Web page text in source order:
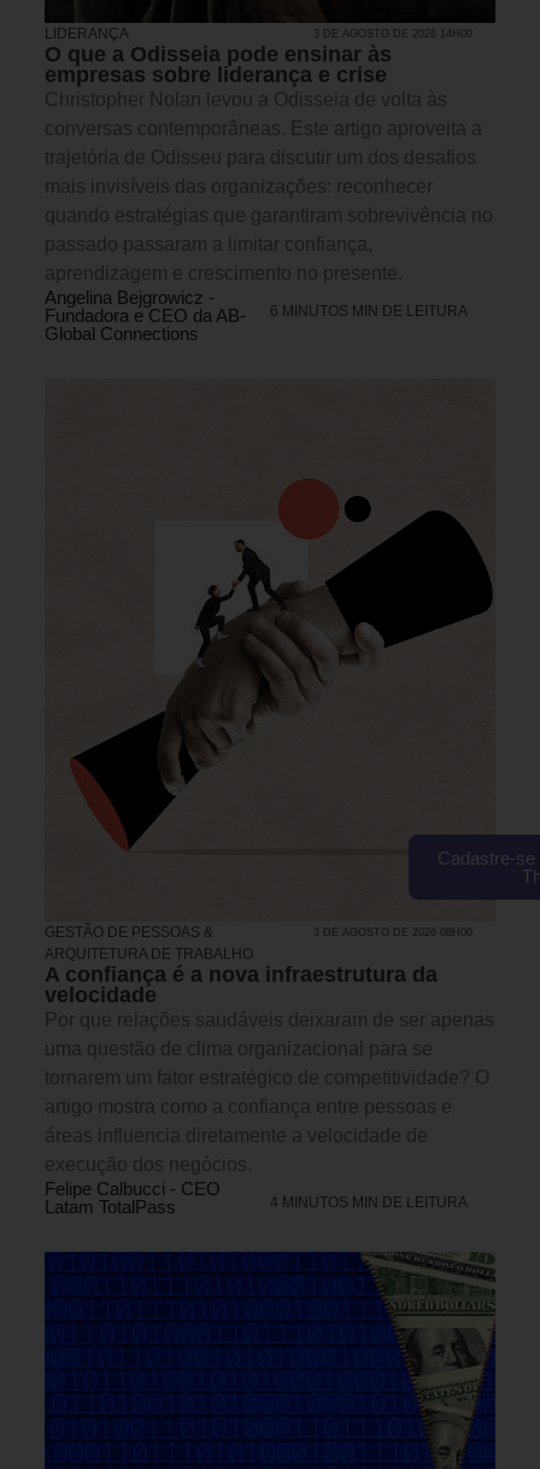
LIDERANÇA 3 DE AGOSTO DE 2026 14H00
O que a Odisseia pode ensinar às
empresas sobre liderança e crise
Christopher Nolan levou a Odisseia de volta às
conversas contemporâneas. Este artigo aproveita a
trajetória de Odisseu para discutir um dos desafios
mais invisíveis das organizações: reconhecer
quando estratégias que garantiram sobrevivência no
passado passaram a limitar confiança,
aprendizagem e crescimento no presente.
Angelina Bejgrowicz -
Fundadora e CEO da AB-
Global Connections
6 MINUTOS MIN DE LEITURA
GESTÃO DE PESSOAS &
ARQUITETURA DE TRABALHO
3 DE AGOSTO DE 2026 08H00
A confiança é a nova infraestrutura da
velocidade
Por que relações saudáveis deixaram de ser apenas
uma questão de clima organizacional para se
tornarem um fator estratégico de competitividade? O
artigo mostra como a confiança entre pessoas e
áreas influencia diretamente a velocidade de
execução dos negócios.
Felipe Calbucci - CEO
Latam TotalPass
4 MINUTOS MIN DE LEITURA
Cadastre-